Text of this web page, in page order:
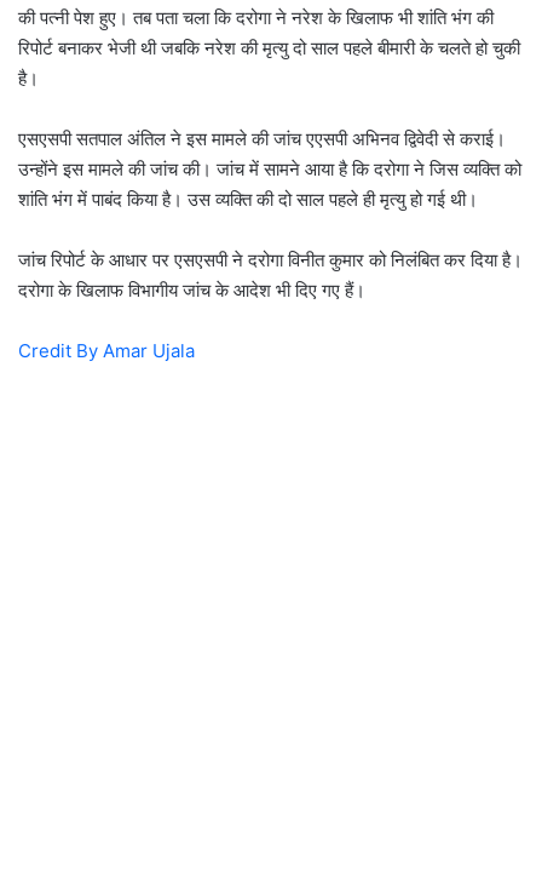
की पत्नी पेश हुए। तब पता चला कि दरोगा ने नरेश के खिलाफ भी शांति भंग की
रिपोर्ट बनाकर भेजी थी जबकि नरेश की मृत्यु दो साल पहले बीमारी के चलते हो चुकी
है।
एसएसपी सतपाल अंतिल ने इस मामले की जांच एएसपी अभिनव द्विवेदी से कराई।
उन्होंने इस मामले की जांच की। जांच में सामने आया है कि दरोगा ने जिस व्यक्ति को
शांति भंग में पाबंद किया है। उस व्यक्ति की दो साल पहले ही मृत्यु हो गई थी।
जांच रिपोर्ट के आधार पर एसएसपी ने दरोगा विनीत कुमार को निलंबित कर दिया है।
दरोगा के खिलाफ विभागीय जांच के आदेश भी दिए गए हैं।
Credit By Amar Ujala